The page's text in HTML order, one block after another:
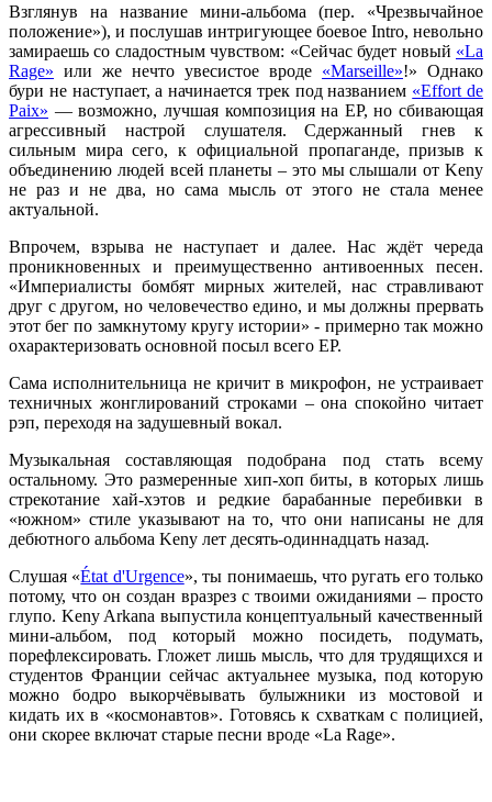
Взглянув на название мини-альбома (пер. «Чрезвычайное
положение»), и послушав интригующее боевое Intro, невольно
замираешь со сладостным чувством: «Сейчас будет новый «La
Rage» или же нечто увесистое вроде «Marseille»!» Однако
бури не наступает, а начинается трек под названием «Effort de
Paix» — возможно, лучшая композиция на EP, но сбивающая
агрессивный настрой слушателя. Сдержанный гнев к
сильным мира сего, к официальной пропаганде, призыв к
объединению людей всей планеты – это мы слышали от Keny
не раз и не два, но сама мысль от этого не стала менее
актуальной.
Впрочем, взрыва не наступает и далее. Нас ждёт череда
проникновенных и преимущественно антивоенных песен.
«Империалисты бомбят мирных жителей, нас стравливают
друг с другом, но человечество едино, и мы должны прервать
этот бег по замкнутому кругу истории» - примерно так можно
охарактеризовать основной посыл всего EP.
Сама исполнительница не кричит в микрофон, не устраивает
техничных жонглирований строками – она спокойно читает
рэп, переходя на задушевный вокал.
Музыкальная составляющая подобрана под стать всему
остальному. Это размеренные хип-хоп биты, в которых лишь
стрекотание хай-хэтов и редкие барабанные перебивки в
«южном» стиле указывают на то, что они написаны не для
дебютного альбома Keny лет десять-одиннадцать назад.
Слушая «État d'Urgence», ты понимаешь, что ругать его только
потому, что он создан вразрез с твоими ожиданиями – просто
глупо. Keny Arkana выпустила концептуальный качественный
мини-альбом, под который можно посидеть, подумать,
порефлексировать. Гложет лишь мысль, что для трудящихся и
студентов Франции сейчас актуальнее музыка, под которую
можно бодро выкорчёвывать булыжники из мостовой и
кидать их в «космонавтов». Готовясь к схваткам с полицией,
они скорее включат старые песни вроде «La Rage».